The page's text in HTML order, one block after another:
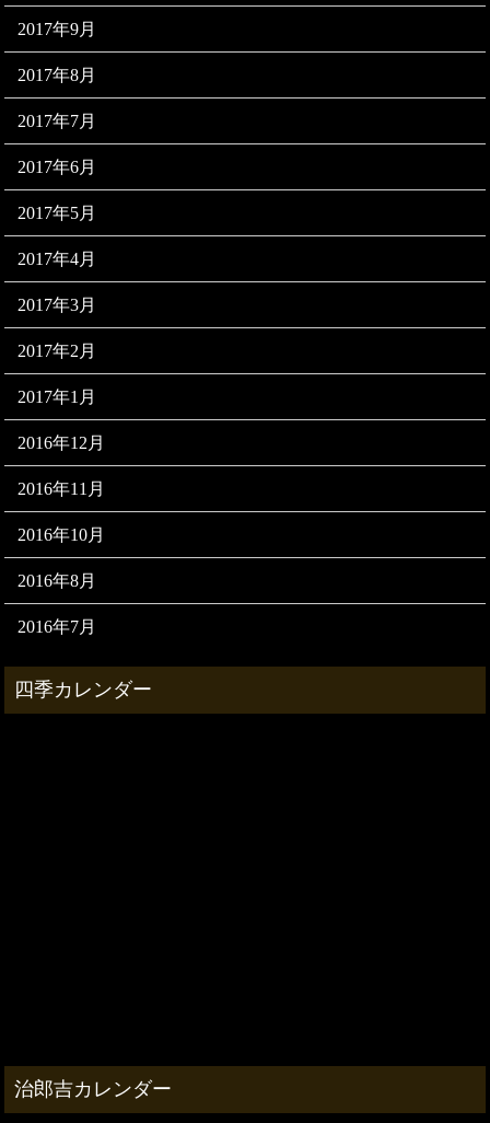
2017年9月
2017年8月
2017年7月
2017年6月
2017年5月
2017年4月
2017年3月
2017年2月
2017年1月
2016年12月
2016年11月
2016年10月
2016年8月
2016年7月